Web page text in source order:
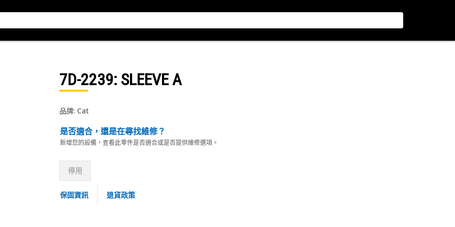
7D-2239: SLEEVE A
品牌: Cat
是否適合，還是在尋找維修？
新增您的設備，查看此零件是否適合或是否提供維修選項。
停用
保固資訊 退貨政策